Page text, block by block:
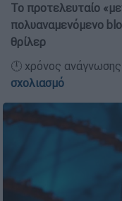
Το προτελευταίο
πολυαναμενόμενο
θρίλερ
🕛 χρόνος
σχολιασμό